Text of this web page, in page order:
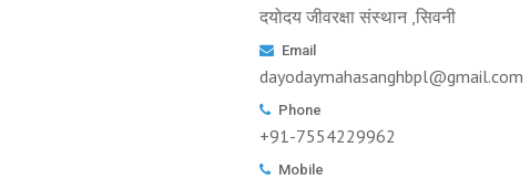
दयोदय जीवरक्षा संस्थान ,सिवनी
Email
dayodaymahasanghbpl@gmail.com
Phone
+91-7554229962
Mobile